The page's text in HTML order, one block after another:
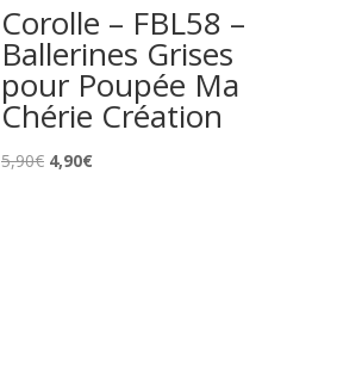
Corolle – FBL58 –
Ballerines Grises
pour Poupée Ma
Chérie Création
5,90€ Le
4,90€Le